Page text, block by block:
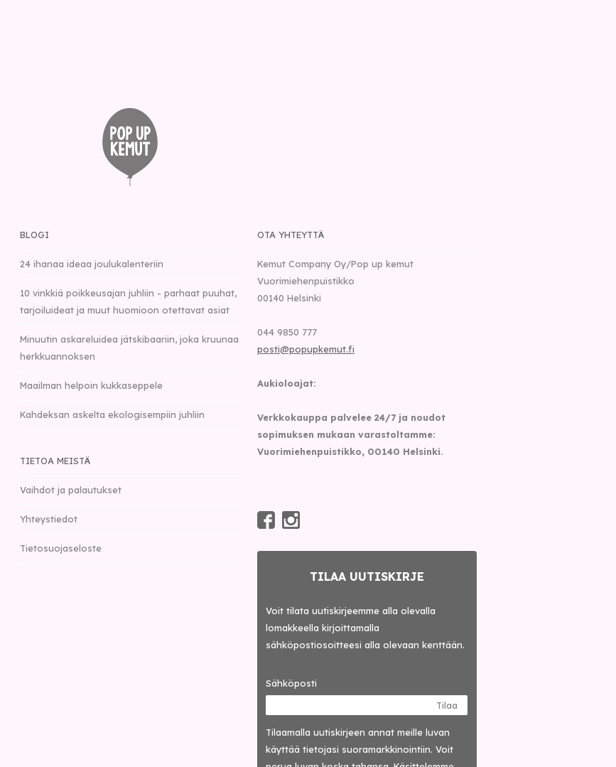
BLOGI
24 ihanaa ideaa joulukalenteriin
10 vinkkiä poikkeusajan juhliin - parhaat puuhat,
tarjoiluideat ja muut huomioon otettavat asiat
Minuutin askareluidea jätskibaariin, joka kruunaa
herkkuannoksen
Maailman helpoin kukkaseppele
Kahdeksan askelta ekologisempiin juhliin
TIETOA MEISTÄ
Vaihdot ja palautukset
Yhteystiedot
Tietosuojaseloste
OTA YHTEYTTÄ
Kemut Company Oy/Pop up kemut
Vuorimiehenpuistikko
00140 Helsinki
044 9850 777
posti@popupkemut.fi
Aukioloajat:
Verkkokauppa palvelee 24/7 ja noudot
sopimuksen mukaan varastoltamme:
Vuorimiehenpuistikko, 00140 Helsinki.
TILAA UUTISKIRJE
Voit tilata uutiskirjeemme alla olevalla
lomakkeella kirjoittamalla
sähköpostiosoitteesi alla olevaan kenttään.
Sähköposti
Tilaa
Tilaamalla uutis­kirjeen annat meille luvan
käyttää tietojasi suora­markkinointiin. Voit